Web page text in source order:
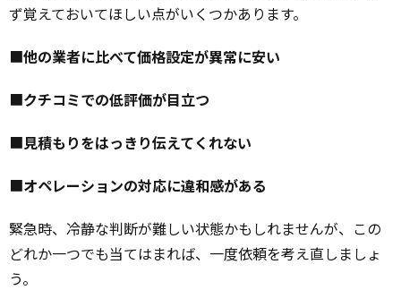
ず覚えておいてほしい点がいくつかあります。
■他の業者に比べて価格設定が異常に安い
■クチコミでの低評価が目立つ
■見積もりをはっきり伝えてくれない
■オペレーションの対応に違和感がある
緊急時、冷静な判断が難しい状態かもしれませんが、この
どれか一つでも当てはまれば、一度依頼を考え直しましょ
う。